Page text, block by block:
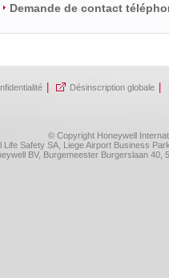
Demande de contact
Désinscription globale
© Copyright Honeywell
Safety SA, Liege Airport Business
BV, Burgemeester Burgerslaan